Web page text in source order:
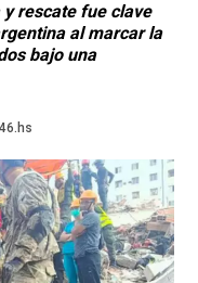
rescate fue clave
al marcar la
bajo una